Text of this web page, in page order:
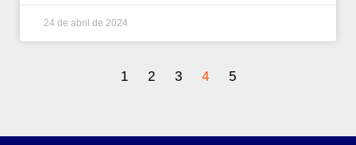
24 de abril de 2024
1 2 3 4 5